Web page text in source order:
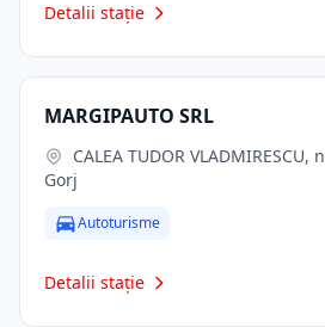
Detalii stație
MARGIPAUTO SRL
Gorj
Autoturisme
Detalii stație